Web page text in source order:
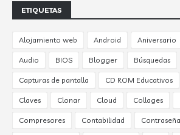
ETIQUETAS
Alojamiento web Android Aniversario
Audio BIOS Blogger Búsquedas
Capturas de pantalla CD ROM Educativos
Claves Clonar Cloud Collages
Compresores Contabilidad